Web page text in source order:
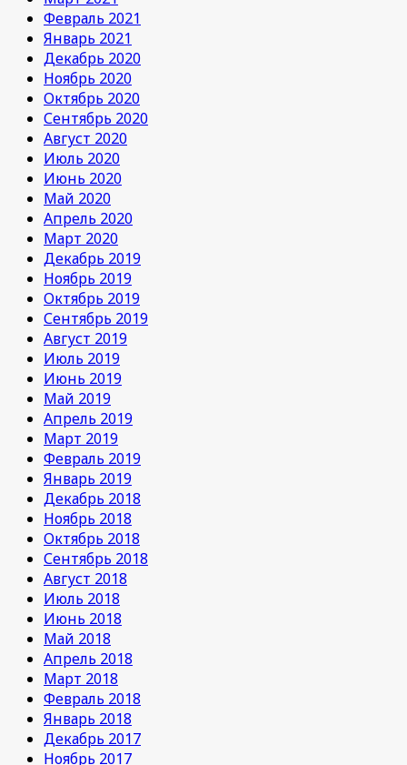
Февраль 2021
Январь 2021
Декабрь 2020
Ноябрь 2020
Октябрь 2020
Сентябрь 2020
Август 2020
Июль 2020
Июнь 2020
Май 2020
Апрель 2020
Март 2020
Декабрь 2019
Ноябрь 2019
Октябрь 2019
Сентябрь 2019
Август 2019
Июль 2019
Июнь 2019
Май 2019
Апрель 2019
Март 2019
Февраль 2019
Январь 2019
Декабрь 2018
Ноябрь 2018
Октябрь 2018
Сентябрь 2018
Август 2018
Июль 2018
Июнь 2018
Май 2018
Апрель 2018
Март 2018
Февраль 2018
Январь 2018
Декабрь 2017
Ноябрь 2017